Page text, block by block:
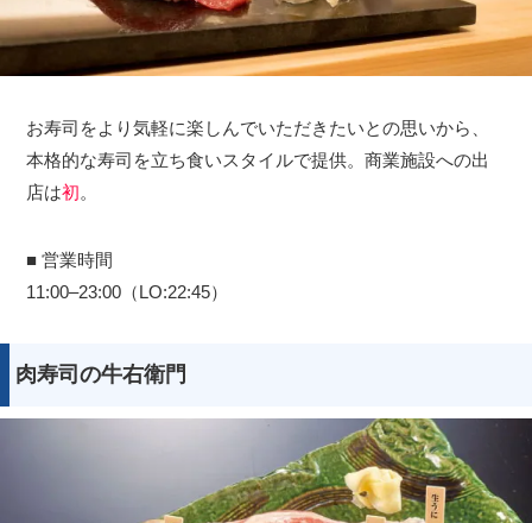
お寿司をより気軽に楽しんでいただきたいとの思いから、
本格的な寿司を立ち食いスタイルで提供。商業施設への出
店は初。
■ 営業時間
11:00–23:00（LO:22:45）
肉寿司の牛右衛門